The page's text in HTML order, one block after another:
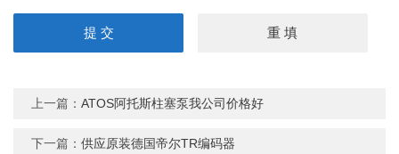
上一篇：ATOS阿托斯柱塞泵我公司价格好
下一篇：供应原装德国帝尔TR编码器